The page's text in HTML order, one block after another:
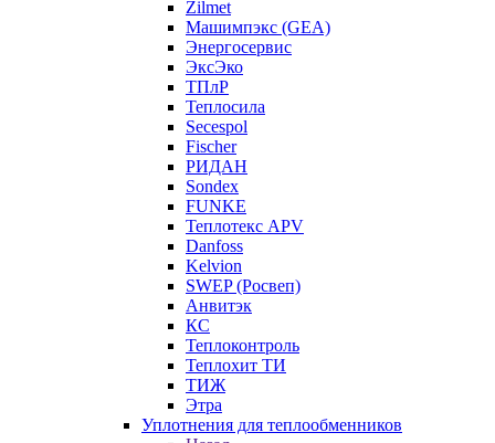
Zilmet
Машимпэкс (GEA)
Энергосервис
ЭксЭко
ТПлР
Теплосила
Secespol
Fischer
РИДАН
Sondex
FUNKE
Теплотекс APV
Danfoss
Kelvion
SWEP (Росвеп)
Анвитэк
КС
Теплоконтроль
Теплохит ТИ
ТИЖ
Этра
Уплотнения для теплообменников